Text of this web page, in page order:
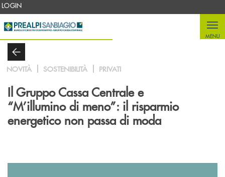
Salta al contenuto principale
LOGIN
MENU
NOVITÀ SOSTENIBILITÀ PRIVATI
Il Gruppo Cassa Centrale e
“M’illumino di meno”: il risparmio
energetico non passa di moda